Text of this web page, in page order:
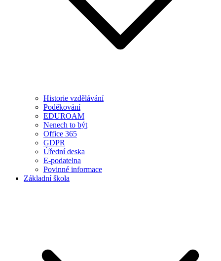
Historie vzdělávání
Poděkování
EDUROAM
Nenech to být
Office 365
GDPR
Úřední deska
E-podatelna
Povinné informace
Základní škola